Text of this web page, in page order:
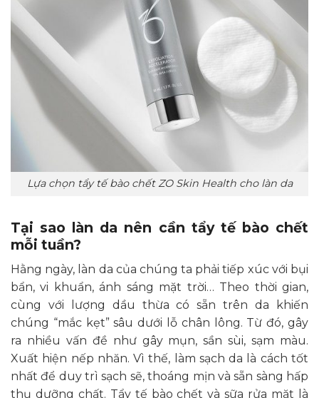
Lựa chọn tẩy tế bào chết ZO Skin Health cho làn da
Tại sao làn da nên cần tẩy tế bào chết
mỗi tuần?
Hằng ngày, làn da của chúng ta phải tiếp xúc với bụi
bẩn, vi khuẩn, ánh sáng mặt trời… Theo thời gian,
cùng với lượng dầu thừa có sẵn trên da khiến
chúng “mắc kẹt” sâu dưới lỗ chân lông. Từ đó, gây
ra nhiều vấn đề như gây mụn, sần sùi, sạm màu.
Xuất hiện nếp nhăn. Vì thế, làm sạch da là cách tốt
nhất để duy trì sạch sẽ, thoáng mịn và sẵn sàng hấp
thụ dưỡng chất. Tẩy tế bào chết và sữa rửa mặt là